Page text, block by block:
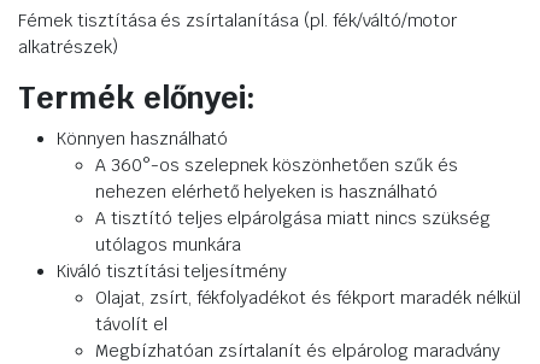
Fémek tisztítása és zsírtalanítása (pl. fék/váltó/motor
alkatrészek)
Termék előnyei:
Könnyen használható
A 360°-os szelepnek köszönhetően szűk és
nehezen elérhető helyeken is használható
A tisztító teljes elpárolgása miatt nincs szükség
utólagos munkára
Kiváló tisztítási teljesítmény
Olajat, zsírt, fékfolyadékot és fékport maradék nélkül
távolít el
Megbízhatóan zsírtalanít és elpárolog maradvány